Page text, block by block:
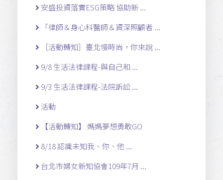
安盛投資落實ESG策略 協助新 ...
「律師＆身心科醫師＆資深照顧者 ...
［活動轉知］臺北慢時尚，你來說 ...
9/8 生活法律課程-與自己和 ...
9/3 生活法律課程-法院訴訟 ...
活動
【活動轉知】 媽媽夢想勇敢GO
8/18 認識未知我、你、他 ...
台北市婦女新知協會109年7月 ...